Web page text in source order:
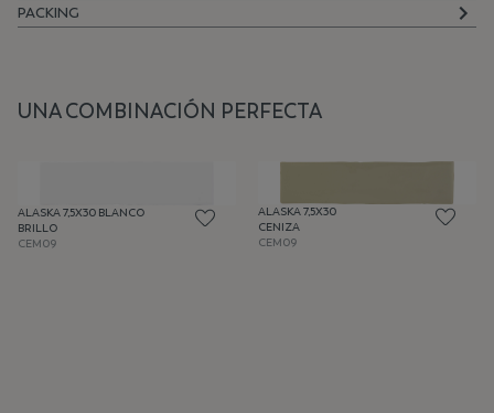
PACKING
UNA COMBINACIÓN PERFECTA
ALASKA 7,5X30 BLANCO
BRILLO
CEM09
ALASKA 7,5X30
CENIZA
CEM09